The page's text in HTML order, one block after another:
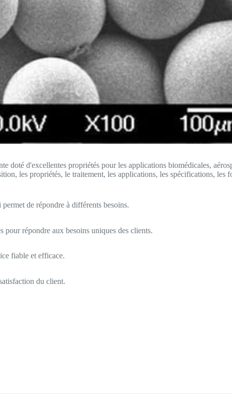
doté d'excellentes propriétés pour les applications biomédicales,
les propriétés, le traitement, les applications, les spécifications, les
de répondre à différents besoins.
pour répondre aux besoins uniques des clients.
fiable et efficace.
du client.